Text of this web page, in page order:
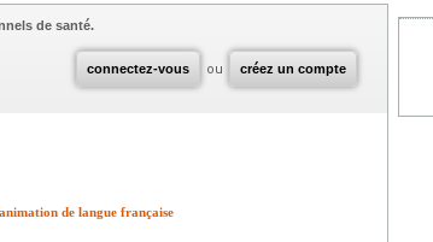
connectez-vous ou créez un compte
de santé.
de langue française